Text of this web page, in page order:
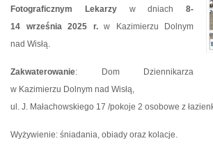
Fotograficznym Lekarzyw dniach 8-
14 września 2025 r. w Kazimierzu Dolnym
nad Wisłą.
Zakwaterowanie: Dom Dziennikarza
w Kazimierzu Dolnym nad Wisłą,
ul. J. Małachowskiego 17 /pokoje 2 osobowe z
Wyżywienie: śniadania, obiady oraz kolacje.